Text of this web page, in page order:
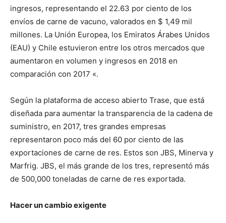
ingresos, representando el 22.63 por ciento de los
envíos de carne de vacuno, valorados en $ 1,49 mil
millones. La Unión Europea, los Emiratos Árabes Unidos
(EAU) y Chile estuvieron entre los otros mercados que
aumentaron en volumen y ingresos en 2018 en
comparación con 2017 «.
Según la plataforma de acceso abierto Trase, que está
diseñada para aumentar la transparencia de la cadena de
suministro, en 2017, tres grandes empresas
representaron poco más del 60 por ciento de las
exportaciones de carne de res. Estos son JBS, Minerva y
Marfrig. JBS, el más grande de los tres, representó más
de 500,000 toneladas de carne de res exportada.
Hacer un cambio exigente